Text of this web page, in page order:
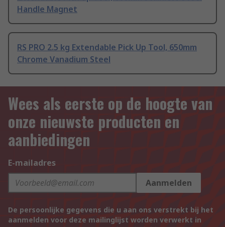
Handle Magnet
RS PRO 2.5 kg Extendable Pick Up Tool, 650mm
Chrome Vanadium Steel
Wees als eerste op de hoogte van
onze nieuwste producten en
aanbiedingen
E-mailadres
Aanmelden
De persoonlijke gegevens die u aan ons verstrekt bij het
aanmelden voor deze mailinglijst worden verwerkt in